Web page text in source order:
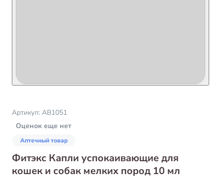
Артикул: AB1051
Оценок еще нет
Аптечный товар
Фитэкс Капли успокаивающие для
кошек и собак мелких пород 10 мл